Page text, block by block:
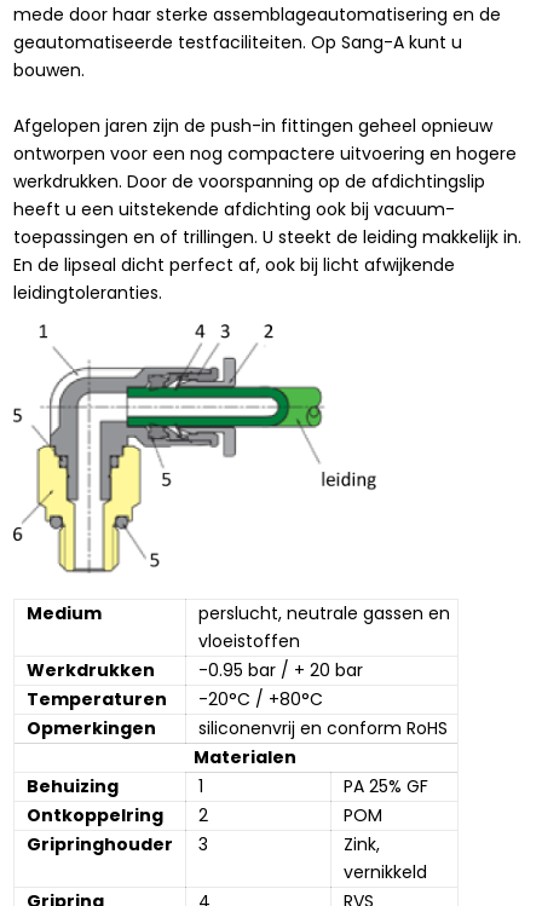
mede door haar sterke assemblageautomatisering en de
geautomatiseerde testfaciliteiten. Op Sang-A kunt u
bouwen.
Afgelopen jaren zijn de push-in fittingen geheel opnieuw
ontworpen voor een nog compactere uitvoering en hogere
werkdrukken. Door de voorspanning op de afdichtingslip
heeft u een uitstekende afdichting ook bij vacuum-
toepassingen en of trillingen. U steekt de leiding makkelijk in.
En de lipseal dicht perfect af, ook bij licht afwijkende
leidingtoleranties.
Medium
perslucht, neutrale gassen en
vloeistoffen
Werkdrukken
-0.95 bar / + 20 bar
Temperaturen
-20°C / +80°C
Opmerkingen
siliconenvrij en conform RoHS
Materialen
Behuizing
1
PA 25% GF
Ontkoppelring
2
POM
Gripringhouder
3
Zink,
vernikkeld
Gripring
4
RVS